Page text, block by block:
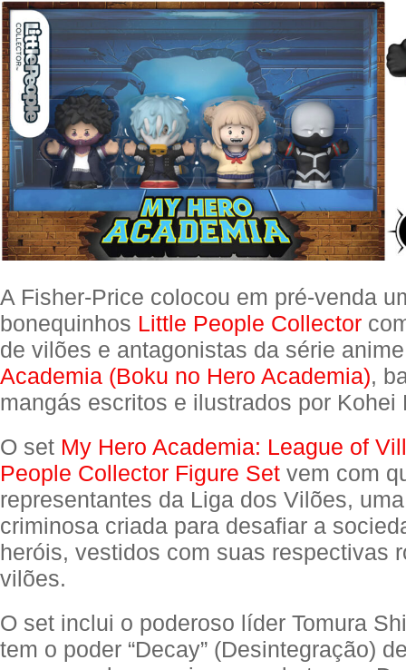
A Fisher-Price colocou em pré-venda
bonequinhos Little People Collector
de vilões e antagonistas da série
Academia (Boku no Hero Academia),
mangás escritos e ilustrados por Kohei
O set My Hero Academia: League of
People Collector Figure Set vem com
representantes da Liga dos Vilões,
criminosa criada para desafiar a
heróis, vestidos com suas respectivas
vilões.
O set inclui o poderoso líder Tomura
tem o poder “Decay” (Desintegração)